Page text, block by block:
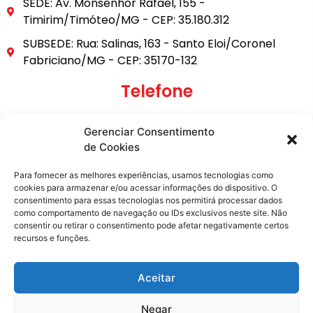
Gerenciar Consentimento
de Cookies
Para fornecer as melhores experiências, usamos tecnologias como
cookies para armazenar e/ou acessar informações do dispositivo. O
consentimento para essas tecnologias nos permitirá processar dados
como comportamento de navegação ou IDs exclusivos neste site. Não
consentir ou retirar o consentimento pode afetar negativamente certos
recursos e funções.
Aceitar
Negar
Timirim/Timóteo/MG - CEP: 35.180.312
SUBSEDE: Rua: Salinas, 163 - Santo Eloi/Coronel
Fabriciano/MG - CEP: 35170-132
Telefone
(31) 99795-6921
E-mail
secretaria@metasita.org.br
Redes Sociais